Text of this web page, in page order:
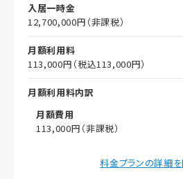
その他事項
入居一時金
12,700,000円（非課税）
月額利用料
113,000円（税込113,000円）
月額利用料内訳
月額費用
113,000円（非課税）
料金プランの詳細を